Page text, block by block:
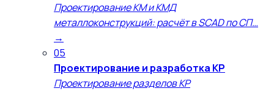
Проектирование КМ и КМД
металлоконструкций: расчёт в SCAD по СП…
→
05
Проектирование и разработка КР
Проектирование разделов КР